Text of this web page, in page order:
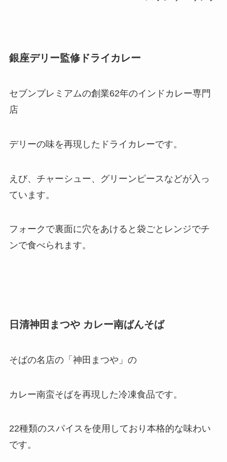
銀座デリー監修ドライカレー
セブンプレミアムの創業62年のインドカレー専門
店
デリーの味を再現したドライカレーです。
えび、チャーシュー、グリーンピースなどが入っ
ています。
フォークで裏面に穴をあけると袋ごとレンジでチ
ンで食べられます。
日清神田まつや カレー南ばんそば
そばの名店の「神田まつや」の
カレー南蛮そばを再現した冷凍食品です。
22種類のスパイスを使用しており本格的な味わい
です。